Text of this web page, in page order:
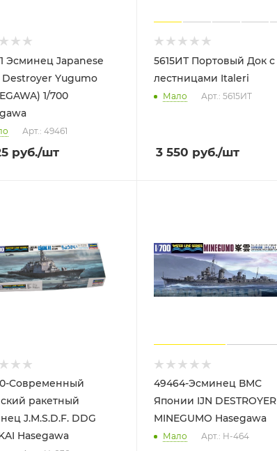
Эсминец Japanese
Destroyer Yugumo
1/700
Арт.: 49461
руб./шт
5615ИТ Портовый Док с
лестницами Italeri
Мало Арт.: 5615ИТ
3 550 руб./шт
Cовременный
ракетный
J.M.S.D.F. DDG
Hasegawa
49464-Эсминец ВМС
Японии IJN DESTROYER
MINEGUMO Hasegawa
Мало Арт.: H-464